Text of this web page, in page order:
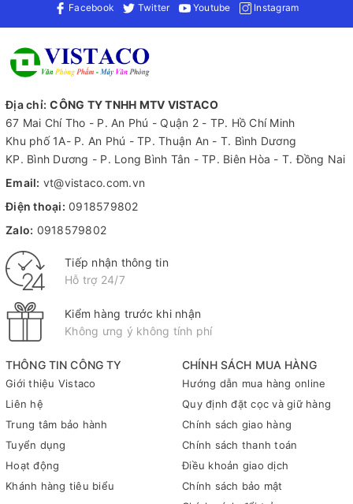
đẹp ở vẻ ngoài mà còn mang lại trải nghiệm hiển thị tuyệt vời.
Với độ phân giải Full HD (1080p) cùng công nghệ tấm nền IPS,
màn hình mang đến góc nhìn siêu rộng 178°, giúp hình ảnh luôn
sắc nét và màu sắc trung thực dù bạn quan sát từ bất kỳ
hướng nào. Thiết kế mỏng, hiện đại kết hợp cùng chất lượng
hiển thị vượt trội khiến HP M22f trở thành lựa chọn lý tưởng cho
Facebook Twitter Youtube Instagram
THÔNG TIN CÔNG TY
Giới thiệu Vistaco
Liên hệ
Trung tâm bảo hành
Tuyển dụng
Hoạt động
Khánh hàng tiêu biểu
CHÍNH SÁCH MUA HÀNG
Hướng dẫn mua hàng online
Quy định đặt cọc và giữ hàng
Chính sách giao hàng
Chính sách thanh toán
Điều khoản giao dịch
Chính sách bảo mật
Địa chỉ: CÔNG TY TNHH MTV VISTACO
67 Mai Chí Tho - P. An Phú - Quận 2 - TP. Hồ Chí Minh
Khu phố 1A- P. An Phú - TP. Thuận An - T. Bình Dương
KP. Bình Dương - P. Long Bình Tân - TP. Biên Hòa - T. Đồng Nai
Email: vt@vistaco.com.vn
Điện thoại: 0918579802
Zalo: 0918579802
Tiếp nhận thông tin
Hỗ trợ 24/7
Kiểm hàng trước khi nhận
Không ưng ý không tính phí